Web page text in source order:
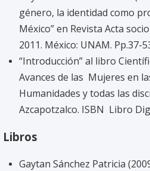
género, la identidad como
México” en Revista Acta
2011. México: UNAM. Pp.37-
“Introducción” al libro
Avances de las Mujeres en
Humanidades y todas las
Azcapotzalco. ISBN Libro
Libros
Gaytan Sánchez Patricia